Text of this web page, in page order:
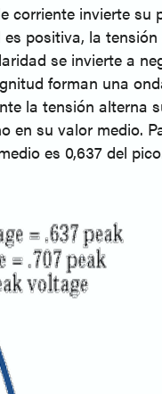
corriente invierte
positiva, la
se invierte a
forman una
la tensión alterna
en su valor medio.
es 0,637 del